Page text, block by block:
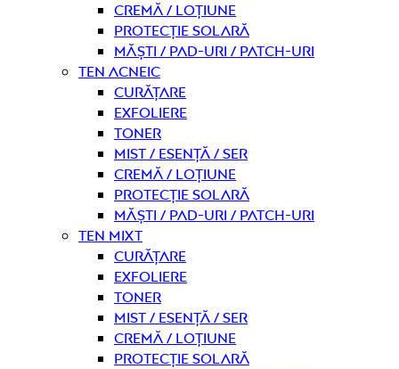
Cremă / Loțiune
Protecție solară
Măști / Pad-uri / Patch-uri
Ten acneic
curățare
Exfoliere
Toner
Mist / Esență / Ser
Cremă / Loțiune
Protecție solară
Măști / Pad-uri / Patch-uri
Ten mixt
curățare
Exfoliere
Toner
Mist / Esență / Ser
Cremă / Loțiune
Protecție solară